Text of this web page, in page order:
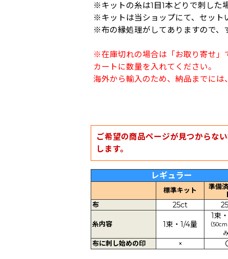
※キットの糸は1目1本どりで刺した
※キットは当ショップにて、セット
※布の縁処理がしてありますので、
※在庫切れの場合は「お取り寄せ」
カートに数量を入れてください。
海外から輸入のため、納品までには
ご希望の商品ページが見つからな
します。
レギュラー
標準キット
準備
布
25ct
糸内容 1束・1/4量
1束
（
み
布に刺し始めの印 ×